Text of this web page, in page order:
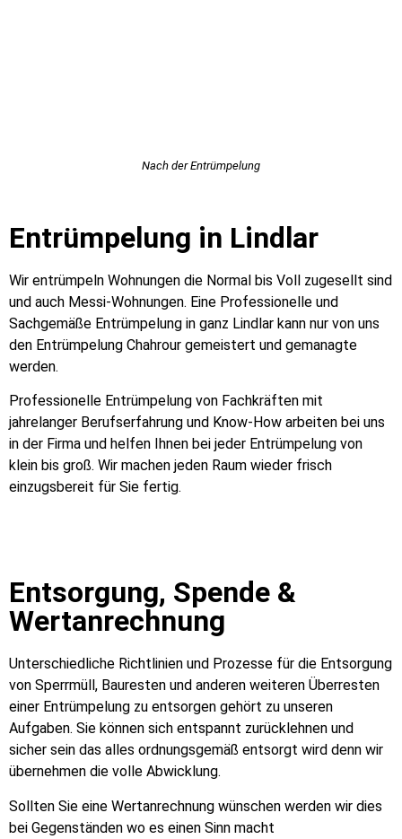
Nach der Entrümpelung
Entrümpelung in Lindlar
Wir entrümpeln Wohnungen die Normal bis Voll zugesellt sind
und auch Messi-Wohnungen. Eine Professionelle und
Sachgemäße Entrümpelung in ganz Lindlar kann nur von uns
den Entrümpelung Chahrour gemeistert und gemanagte
werden.
Professionelle Entrümpelung von Fachkräften mit
jahrelanger Berufserfahrung und Know-How arbeiten bei uns
in der Firma und helfen Ihnen bei jeder Entrümpelung von
klein bis groß. Wir machen jeden Raum wieder frisch
einzugsbereit für Sie fertig.
Entsorgung, Spende &
Wertanrechnung
Unterschiedliche Richtlinien und Prozesse für die Entsorgung
von Sperrmüll, Bauresten und anderen weiteren Überresten
einer Entrümpelung zu entsorgen gehört zu unseren
Aufgaben. Sie können sich entspannt zurücklehnen und
sicher sein das alles ordnungsgemäß entsorgt wird denn wir
übernehmen die volle Abwicklung.
Sollten Sie eine Wertanrechnung wünschen werden wir dies
bei Gegenständen wo es einen Sinn macht